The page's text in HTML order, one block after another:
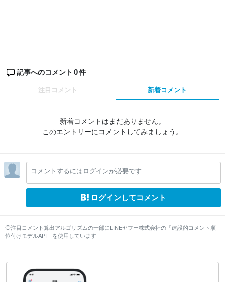
記事へのコメント 0件
注目コメント 新着コメント
新着コメントはまだありません。
このエントリーにコメントしてみましょう。
コメントするにはログインが必要です
ログインしてコメント
注目コメント算出アルゴリズムの一部にLINEヤフー株式会社の「建設的コメント順
位付けモデルAPI」を使用しています